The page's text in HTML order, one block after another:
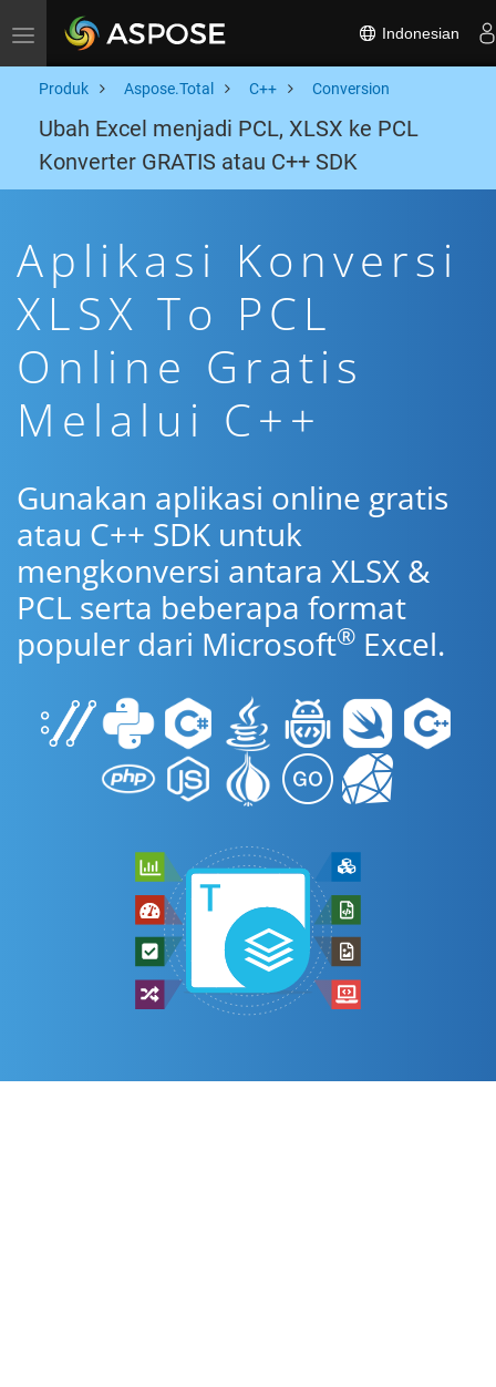
Toggle navigation Indonesian
Produk Aspose.Total C++ Conversion
Ubah Excel menjadi PCL, XLSX ke PCL
Konverter GRATIS atau C++ SDK
Aplikasi Konversi
XLSX To PCL
Online Gratis
Melalui C++
Gunakan aplikasi online gratis
atau C++ SDK untuk
mengkonversi antara XLSX &
PCL serta beberapa format
populer dari Microsoft® Excel.